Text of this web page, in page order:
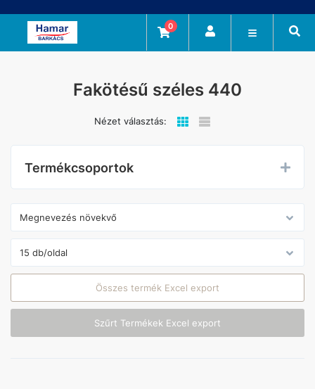
0
Fakötésű széles 440
Nézet választás:
Termékcsoportok
Összes termék Excel export
Szűrt Termékek Excel export